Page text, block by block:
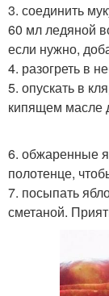
3. соединить
60 мл ледяной
если нужно,
4. разогреть в
5. опускать в
кипящем масле
6. обжаренные
полотенце,
7. посыпать
сметаной.